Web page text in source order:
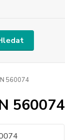
560074
560074